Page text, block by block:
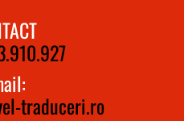
traduceri.ro